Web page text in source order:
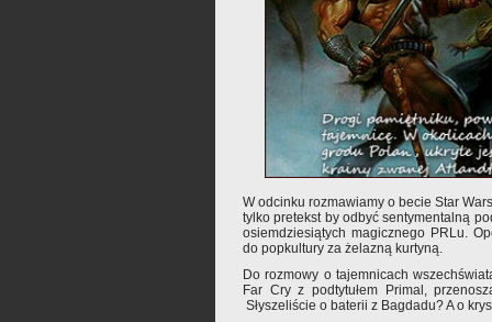
W odcinku rozmawiamy o becie Star
tylko pretekst by odbyć sentymentalną
osiemdziesiątych magicznego PRLu.
do popkultury za żelazną kurtyną.
Do rozmowy o tajemnicach
Far Cry z podtytułem Primal,
Słyszeliście o baterii z Bagdadu? A o